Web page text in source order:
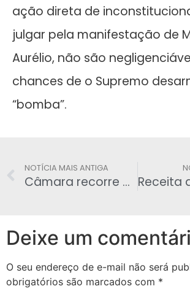
ação direta de
julgar pela manifestação de
Aurélio, não são
chances de o Supremo
“bomba”.
NOTÍCIA MAIS ANTIGA
Câmara recorre ao STF em nome de Cunha
Deixe um
O seu endereço de e-mail não será
obrigatórios são marcados com *